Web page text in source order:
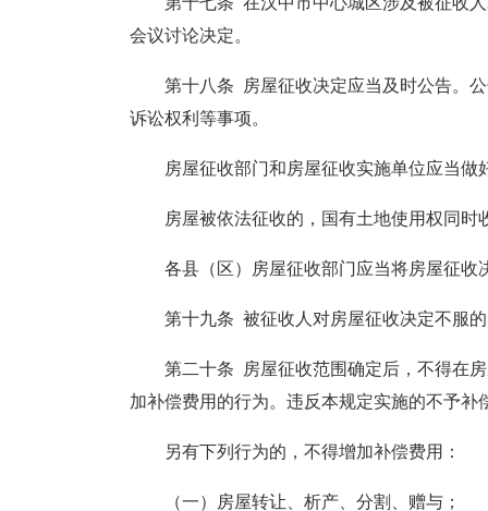
会议讨论决定。
第十八条 房屋征收决定应当及时公告。
诉讼权利等事项。
房屋征收部门和房屋征收实施单位应当
房屋被依法征收的，国有土地使用权同时
各县（区）房屋征收部门应当将房屋征收
第十九条 被征收人对房屋征收决定不服
第二十条 房屋征收范围确定后，不得在
加补偿费用的行为。违反本规定实施的不予补
另有下列行为的，不得增加补偿费用：
（一）房屋转让、析产、分割、赠与；